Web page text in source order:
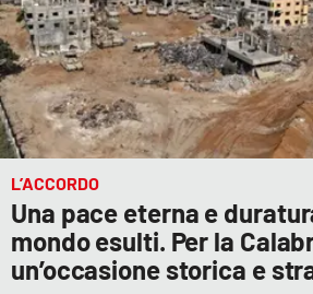
L’ACCORDO
Una pace eterna e
mondo esulti. Per la
un’occasione storica e